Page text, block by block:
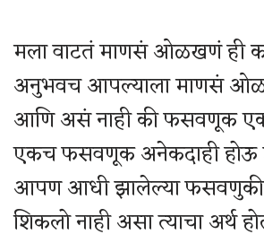
मला वाटतं माणसं ओळखणं ही
अनुभवच आपल्याला माणसं
आणि असं नाही की फसवणूक
एकच फसवणूक अनेकदाही
आपण आधी झालेल्या
शिकलो नाही असा त्याचा अर्थ